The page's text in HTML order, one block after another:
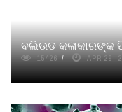
ବଲିଉଡ କଳାକାରଙ୍କ
15426 APR 29,